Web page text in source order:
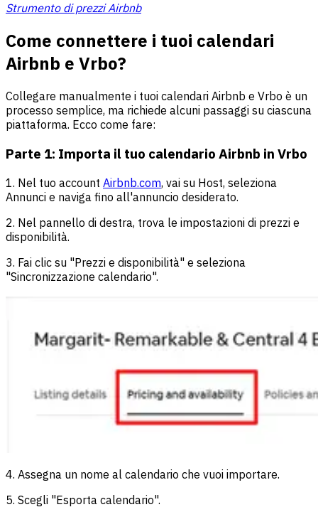
Strumento di prezzi Airbnb
Come connettere i tuoi calendari
Airbnb e Vrbo?
Collegare manualmente i tuoi calendari Airbnb e Vrbo è un
processo semplice, ma richiede alcuni passaggi su ciascuna
piattaforma. Ecco come fare:
Parte 1: Importa il tuo calendario Airbnb in Vrbo
1. Nel tuo account Airbnb.com, vai su Host, seleziona
Annunci e naviga fino all'annuncio desiderato.
2. Nel pannello di destra, trova le impostazioni di prezzi e
disponibilità.
3. Fai clic su "Prezzi e disponibilità" e seleziona
"Sincronizzazione calendario".
4. Assegna un nome al calendario che vuoi importare.
5. Scegli "Esporta calendario".